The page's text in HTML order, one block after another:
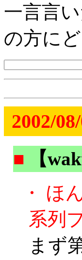
一言言
の方に
2002/
■
【
・
ほ
系列
まず